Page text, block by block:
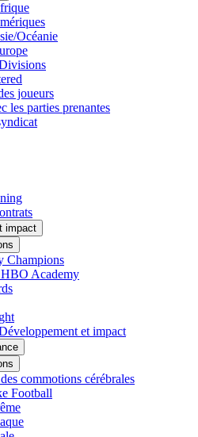
Océanie
joueurs
les parties prenantes
impact
Champions
Academy
et impact
commotions cérébrales
Football